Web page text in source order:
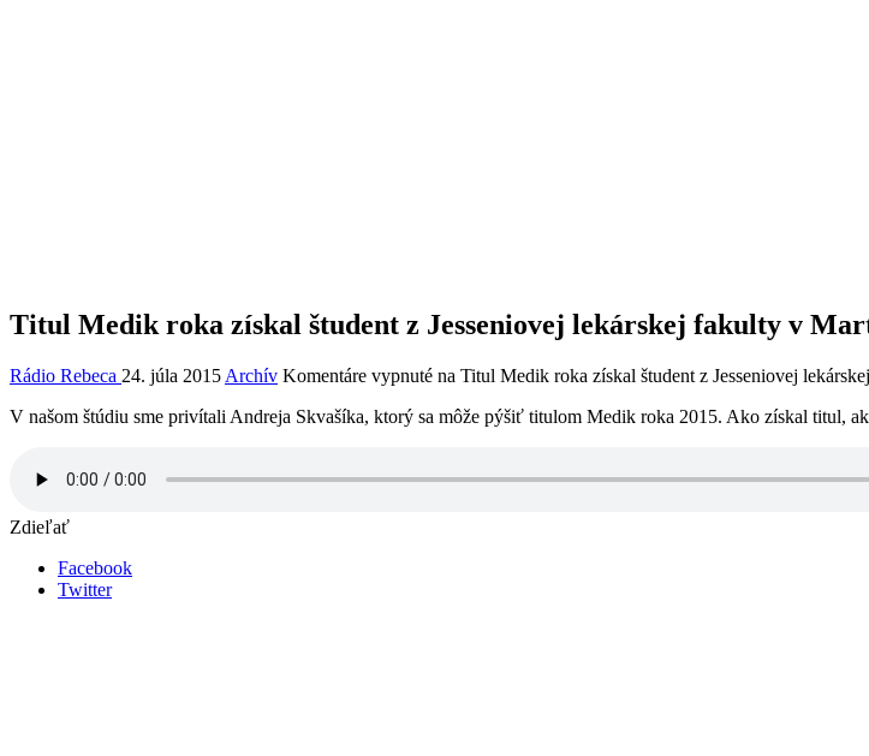
Titul Medik roka získal študent z Jesseniovej lekárskej fakulty v
Rádio Rebeca 24. júla 2015 Archív Komentáre vypnuté na Titul Medik roka získal študent z Jesseniovej
V našom štúdiu sme privítali Andreja Skvašíka, ktorý sa môže pýšiť titulom Medik roka 2015. Ako získal titul,
Zdieľať
Facebook
Twitter